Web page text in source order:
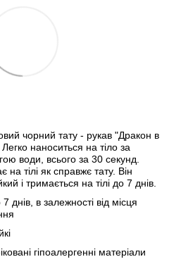
чорний тату - рукав "Дракон в
Легко наноситься на тіло за
води, всього за 30 секунд.
на тілі як справжє тату. Він
і тримається на тілі до 7 днів.
днів, в залежності від місця
гіпоалергенні матеріали